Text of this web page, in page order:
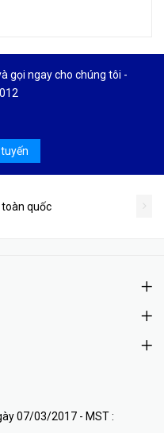
gọi ngay cho chúng tôi -
quốc
07/03/2017 - MST :